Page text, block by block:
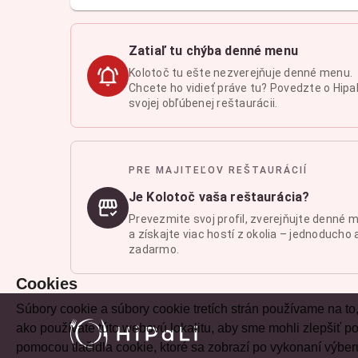
Zatiaľ tu chýba denné menu
Kolotoč tu ešte nezverejňuje denné menu.
Chcete ho vidieť práve tu? Povedzte o
svojej obľúbenej reštaurácii.
PRE MAJITEĽOV REŠTAURÁCIÍ
Je Kolotoč vaša reštaurácia?
Prevezmite svoj profil, zverejňujte denné
a získajte viac hostí z okolia – jednoducho
zadarmo.
Cookies
Súbory cookie a súbory cookie tretích strán používame na
ako používate túto webovú lokalitu, aby sme mohli zlepšiť
pomocou tlačidla cookie, ktoré sa zobrazí po vykonaní